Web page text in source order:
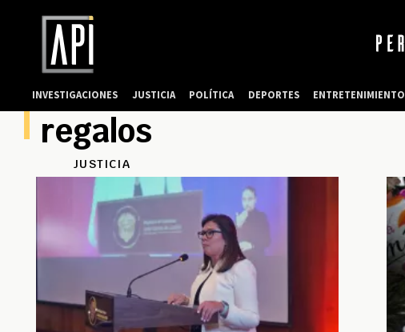
regalos
JUSTICIA
INVESTIGACIONES JUSTICIA POLÍTICA DEPORTES ENTRETENIMIENTO